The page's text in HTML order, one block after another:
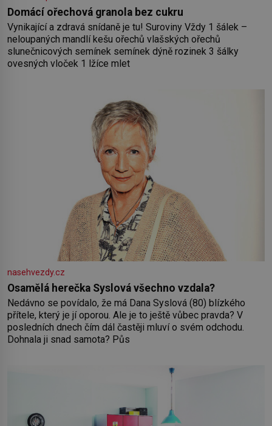
Domácí ořechová granola bez cukru
Vynikající a zdravá snídaně je tu! Suroviny Vždy 1 šálek –
neloupaných mandlí kešu ořechů vlašských ořechů
slunečnicových semínek semínek dýně rozinek 3 šálky
ovesných vloček 1 lžíce mlet
nasehvezdy.cz
Osamělá herečka Syslová všechno vzdala?
Nedávno se povídalo, že má Dana Syslová (80) blízkého
přítele, který je jí oporou. Ale je to ještě vůbec pravda? V
posledních dnech čím dál častěji mluví o svém odchodu.
Dohnala ji snad samota? Půs